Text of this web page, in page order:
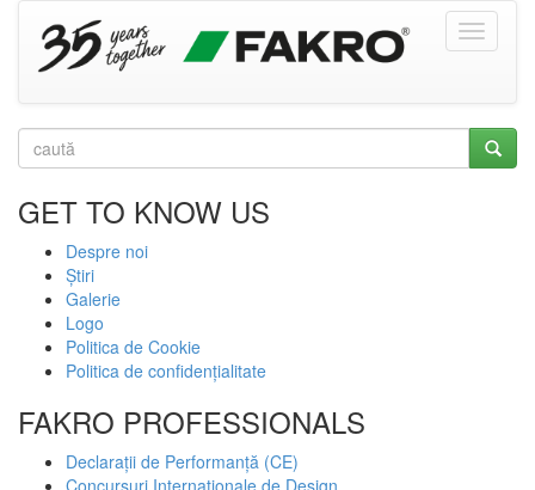
GET TO KNOW US
Despre noi
Știri
Galerie
Logo
Politica de Cookie
Politica de confidențialitate
FAKRO PROFESSIONALS
Declarații de Performanță (CE)
Concursuri Internaționale de Design